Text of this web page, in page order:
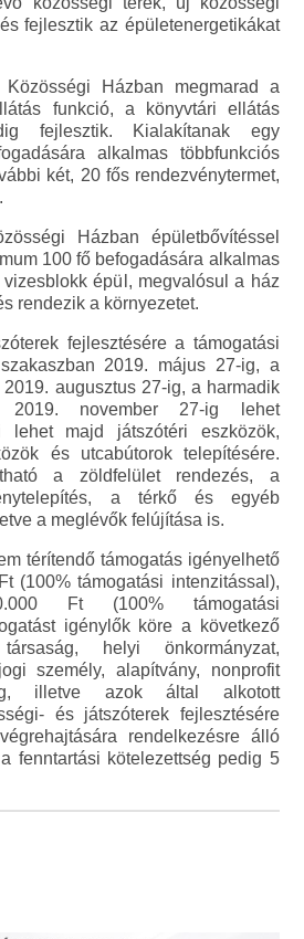
fejlesztik az épületenergetikákat
Házban megmarad a
funkció, a könyvtári ellátás
fejlesztik. Kialakítanak egy
alkalmas többfunkciós
két, 20 fős rendezvénytermet,
Házban épületbővítéssel
100 fő befogadására alkalmas
épül, megvalósul a ház
rendezik a környezetet.
fejlesztésére a támogatási
2019. május 27-ig, a
augusztus 27-ig, a harmadik
2019. november 27-ig lehet
lehet majd játszótéri eszközök,
és utcabútorok telepítésére.
a zöldfelület rendezés, a
a térkő és egyéb
a meglévők felújítása is.
térítendő támogatás igényelhető
(100% támogatási intenzitással),
Ft (100% támogatási
igénylők köre a következő
helyi önkormányzat,
személy, alapítvány, nonprofit
illetve azok által alkotott
és játszóterek fejlesztésére
rendelkezésre álló
fenntartási kötelezettség pedig 5